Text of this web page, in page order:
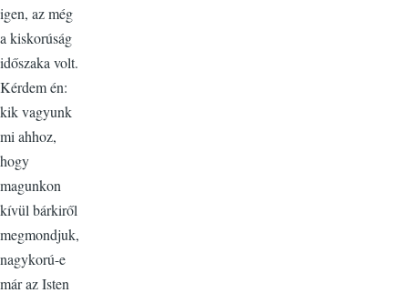
igen, az még
a kiskorúság
időszaka volt.
Kérdem én:
kik vagyunk
mi ahhoz,
hogy
magunkon
kívül bárkiről
megmondjuk,
nagykorú-e
már az Isten